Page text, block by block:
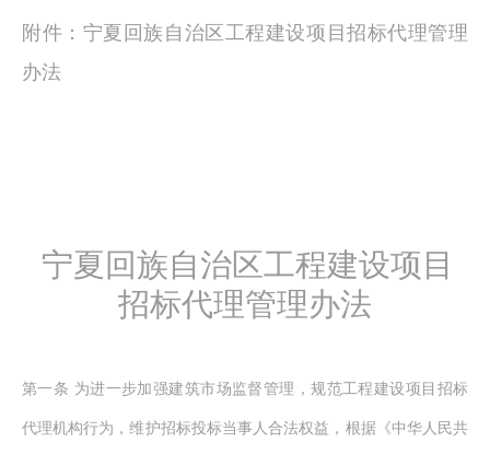
附件：宁夏回族自治区工程建设项目招标代理管理
办法
宁夏回族自治区工程建设项目
招标代理管理办法
第一条 为进一步加强建筑市场监督管理，规范工程建设项目招标
代理机构行为，维护招标投标当事人合法权益，根据《中华人民共